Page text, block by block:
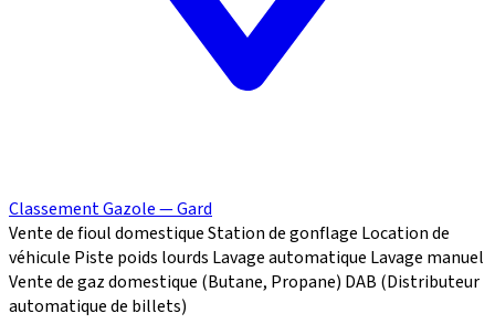
Classement Gazole — Gard
Vente de fioul domestiqueStation de gonflage Location de
véhicule Piste poids lourds Lavage automatique Lavage manuel
Vente de gaz domestique (Butane, Propane) DAB (Distributeur
automatique de billets)